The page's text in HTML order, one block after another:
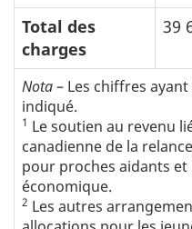
Total des
charges
39
Nota– Les chiffres
indiqué.
1 Le soutien au revenu
canadienne de la
pour proches aidants
économique.
2 Les autres